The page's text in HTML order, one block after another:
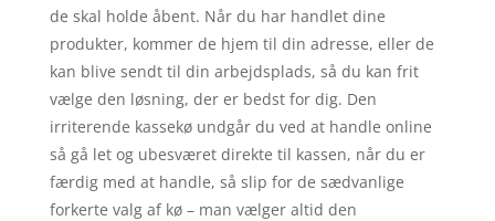
de skal holde åbent. Når du har handlet dine
produkter, kommer de hjem til din adresse, eller de
kan blive sendt til din arbejdsplads, så du kan frit
vælge den løsning, der er bedst for dig. Den
irriterende kassekø undgår du ved at handle online
så gå let og ubesværet direkte til kassen, når du er
færdig med at handle, så slip for de sædvanlige
forkerte valg af kø – man vælger altid den